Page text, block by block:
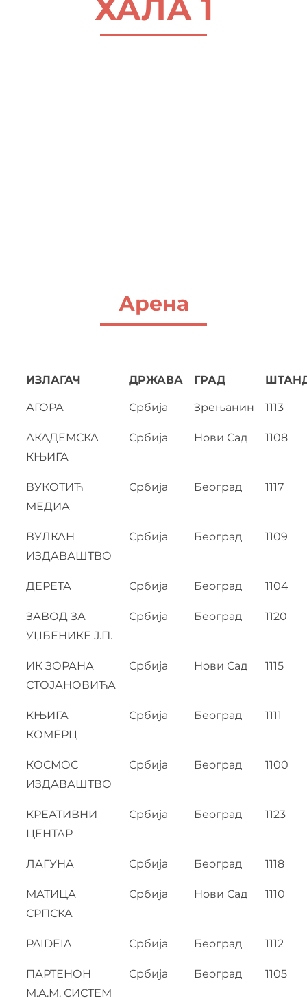
ХАЛА 1
Арена
ИЗЛАГАЧ ДРЖАВА ГРАД
АГОРА Србија Зрењанин 1113
АКАДЕМСКА
КЊИГА
Србија Нови Сад 1108
ВУКОТИЋ
МЕДИА
Србија Београд 1117
ВУЛКАН
ИЗДАВАШТВО
Србија Београд 1109
ДЕРЕТА Србија Београд 1104
ЗАВОД ЗА
УЏБЕНИКЕ Ј.П.
Србија Београд 1120
ИК ЗОРАНА
СТОЈАНОВИЋА
Србија Нови Сад 1115
КЊИГА
КОМЕРЦ
Србија Београд 1111
КОСМОС
ИЗДАВАШТВО
Србија Београд 1100
КРЕАТИВНИ
ЦЕНТАР
Србија Београд 1123
ЛАГУНА Србија Београд 1118
МАТИЦА
СРПСКА
Србија Нови Сад 1110
PAIDEIA Србија Београд 1112
ПАРТЕНОН
М.А.М. СИСТЕМ
Србија Београд 1105